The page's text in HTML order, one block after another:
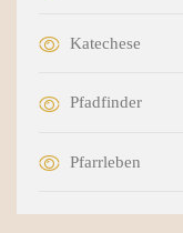
Katechese
Pfadfinder
Pfarrleben